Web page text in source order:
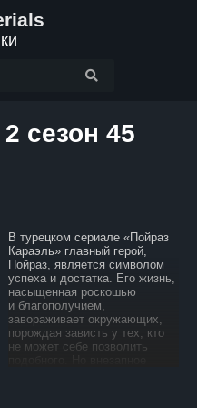
сезон 45
В турецком сериале «Пойраз
Караэль» главный герой,
Пойраз, является символом
успеха и достатка. Его жизнь,
насыщенная роскошью
и благополучием,
завораживает окружающих,
порождая зависть у тех, кто
не может себе позволить